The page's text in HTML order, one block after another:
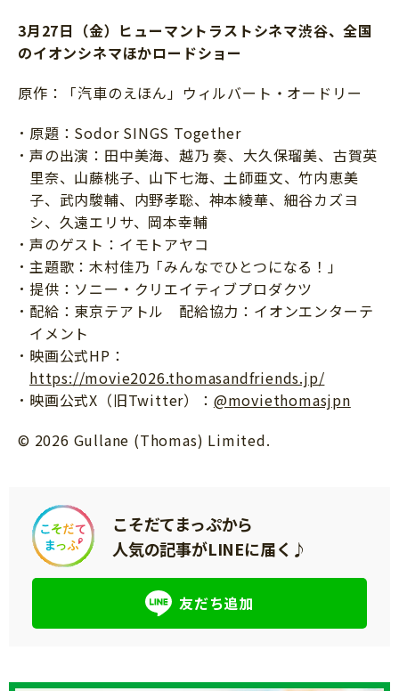
3月27日（金）ヒューマントラストシネマ渋谷、全国
のイオンシネマほかロードショー
原作：「汽車のえほん」ウィルバート・オードリー
原題：Sodor SINGS Together
声の出演：田中美海、越乃 奏、大久保瑠美、古賀英
里奈、山藤桃子、山下七海、土師亜文、竹内恵美
子、武内駿輔、内野孝聡、神本綾華、細谷カズヨ
シ、久遠エリサ、岡本幸輔
声のゲスト：イモトアヤコ
主題歌：木村佳乃「みんなでひとつになる！」
提供：ソニー・クリエイティブプロダクツ
配給：東京テアトル 配給協力：イオンエンターテ
イメント
映画公式HP：
https://movie2026.thomasandfriends.jp/
映画公式X（旧Twitter）： @moviethomasjpn
© 2026 Gullane (Thomas) Limited.
こそだてまっぷから
人気の記事がLINEに届く♪
友だち追加